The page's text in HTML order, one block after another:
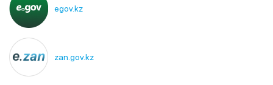
egov.kz
zan.gov.kz